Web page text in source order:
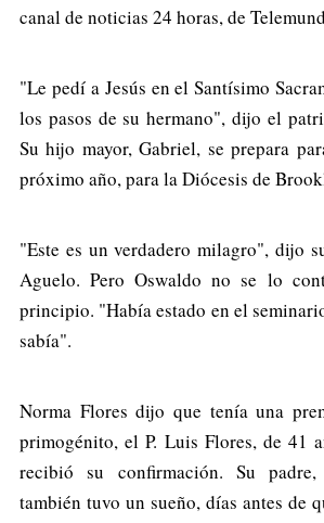
canal de noticias 24 horas, de
"Le pedí a Jesús en el Santísimo
los pasos de su hermano", dijo el
Su hijo mayor, Gabriel, se prepara
próximo año, para la Diócesis de
"Este es un verdadero milagro", dijo
Aguelo. Pero Oswaldo no se lo
principio. "Había estado en el
sabía".
Norma Flores dijo que tenía una
primogénito, el P. Luis Flores, de 41
recibió su confirmación. Su
también tuvo un sueño, días antes de